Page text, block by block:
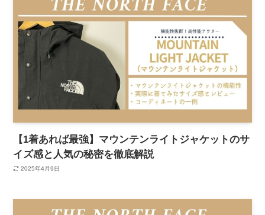
【1着あれば最強】マウンテンライトジャケットのサ
イズ感と人気の秘密を徹底解説
2025年4月9日